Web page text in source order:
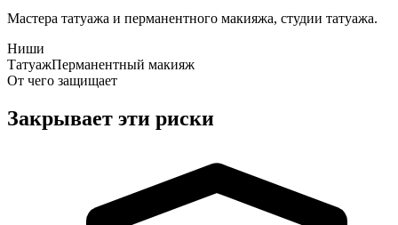
Мастера татуажа и перманентного макияжа, студии татуажа.
Ниши
ТатуажПерманентный макияж
От чего защищает
Закрывает эти риски